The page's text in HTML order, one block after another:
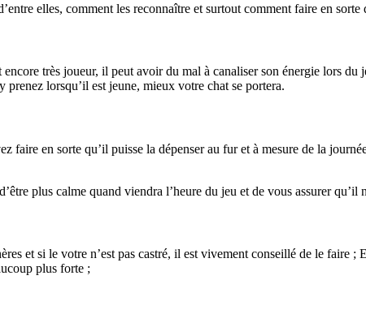
elles, comment les reconnaître et surtout comment faire en
très joueur, il peut avoir du mal à canaliser son énergie lors
lorsqu’il est jeune, mieux votre chat se portera.
faire en sorte qu’il puisse la dépenser au fur et à mesure de la
plus calme quand viendra l’heure du jeu et de vous assurer qu’il
et si le votre n’est pas castré, il est vivement conseillé de le faire ;
plus forte ;